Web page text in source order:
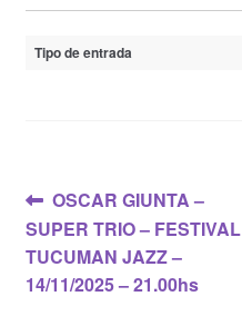
Tipo de entrada
Navegación
de
entradas
Anterior:
OSCAR GIUNTA –
SUPER TRIO – FESTIVAL
TUCUMAN JAZZ –
14/11/2025 – 21.00hs